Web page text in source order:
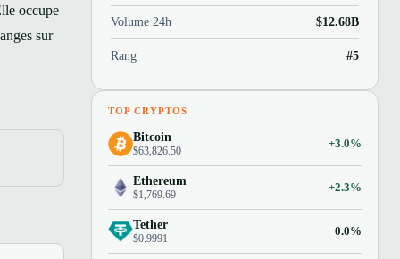
occupe
sur
Volume 24h $12.68B
Rang #5
TOP CRYPTOS
Bitcoin
$63,826.50
+3.0%
Ethereum
$1,769.69
+2.3%
Tether
$0.9991
0.0%